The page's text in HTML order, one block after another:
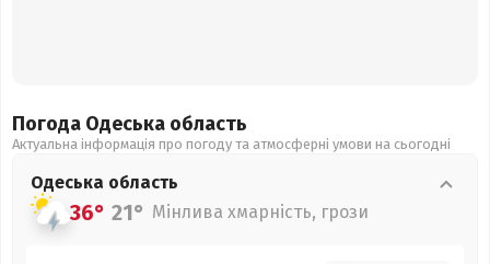
Погода Одеська область
Актуальна інформація про погоду та атмосферні умови на сьогодні
Одеська область
36° 21° Мінлива хмарність, грози